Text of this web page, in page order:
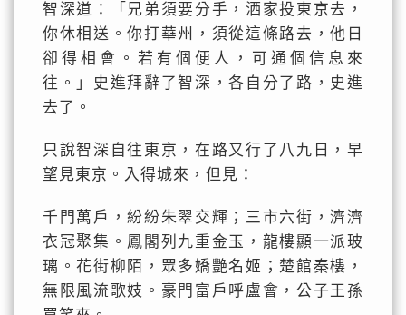
智深道：「兄弟須要分手，洒家投東京去，
你休相送。你打華州，須從這條路去，他日
卻得相會。若有個便人，可通個信息來
往。」史進拜辭了智深，各自分了路，史進
去了。
只說智深自往東京，在路又行了八九日，早
望見東京。入得城來，但見：
千門萬戶，紛紛朱翠交輝；三市六街，濟濟
衣冠聚集。鳳閣列九重金玉，龍樓顯一派玻
璃。花街柳陌，眾多嬌艷名姬；楚館秦樓，
無限風流歌妓。豪門富戶呼盧會，公子王孫